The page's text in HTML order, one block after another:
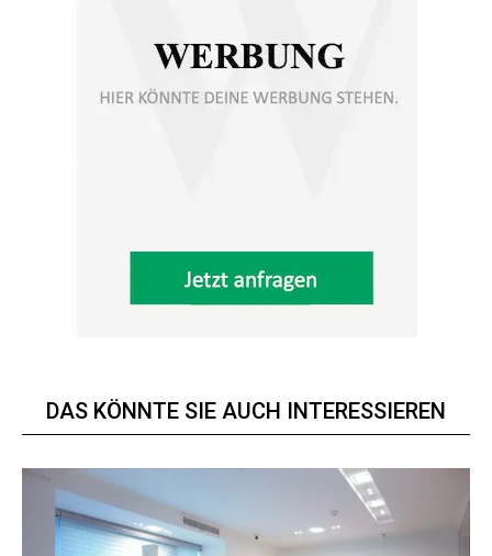
DAS KÖNNTE SIE AUCH INTERESSIEREN